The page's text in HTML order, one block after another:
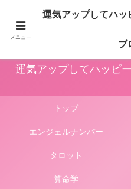
占いや風水、気学やパワーストーン
豊かにしてくれます。このサイトで
運気アップしてハッピ
トップ
エンジェルナンバー
タロット
算命学
メニュー
運気アップしてハッ
ブ